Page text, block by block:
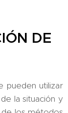
DE
pueden utilizar
la situación y